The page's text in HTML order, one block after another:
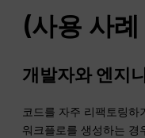
(사용 사
개발자와 엔지
코드를 자주 리팩토링하
워크플로를 생성하는 경